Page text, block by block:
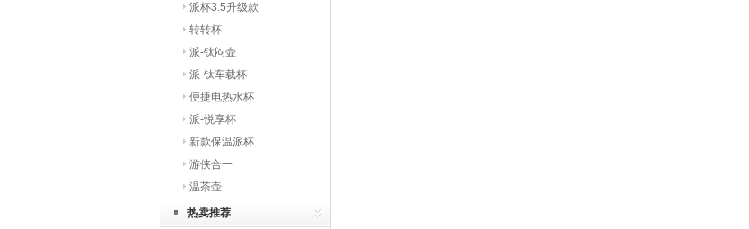
派杯3.5升级款
转转杯
派-钛闷壶
派-钛车载杯
便捷电热水杯
派-悦享杯
新款保温派杯
游侠合一
温茶壶
热卖推荐